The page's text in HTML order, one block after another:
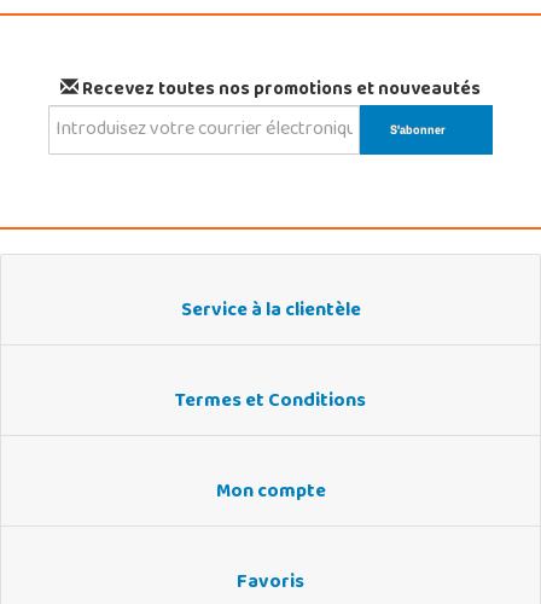
Recevez toutes nos promotions et nouveautés
Service à la clientèle
Termes et Conditions
Mon compte
Favoris